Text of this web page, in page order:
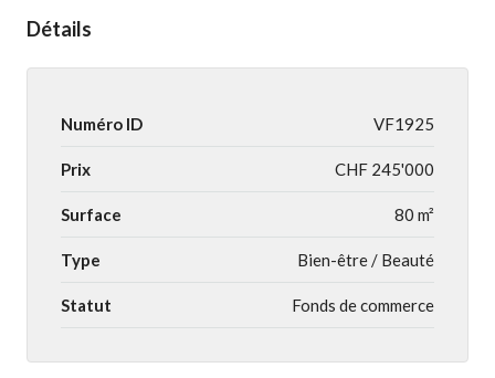
Détails
Numéro ID VF1925
Prix CHF 245'000
Surface 80 m²
Type Bien-être / Beauté
Statut Fonds de commerce